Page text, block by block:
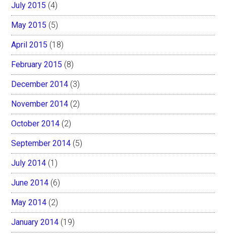
July 2015 (4)
May 2015 (5)
April 2015 (18)
February 2015 (8)
December 2014 (3)
November 2014 (2)
October 2014 (2)
September 2014 (5)
July 2014 (1)
June 2014 (6)
May 2014 (2)
January 2014 (19)